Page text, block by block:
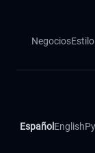
Negocios
Español English